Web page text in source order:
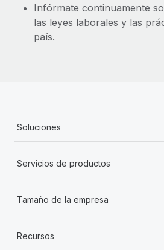
Infórmate continuamente
las leyes laborales y las
país.
Soluciones
Servicios de productos
Tamaño de la empresa
Recursos